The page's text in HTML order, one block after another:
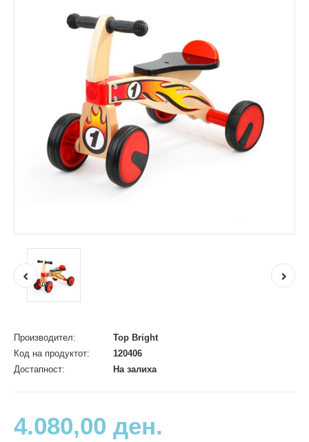
Производител:
Top Bright
Код на продуктот:
120406
Достапност:
На залиха
4.080,00 ден.